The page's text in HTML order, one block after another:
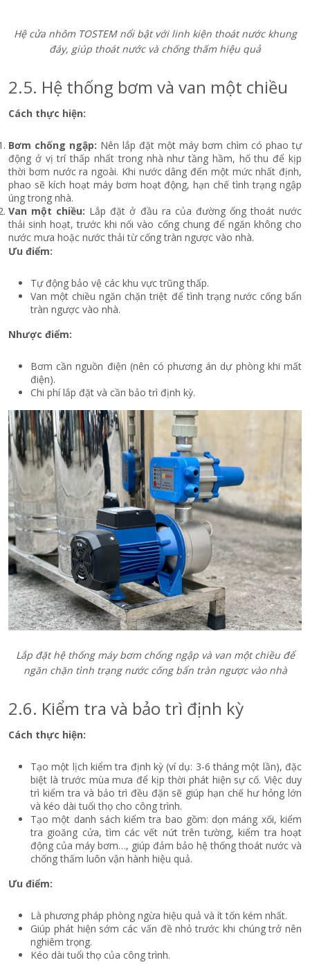
Hệ cửa nhôm TOSTEM nổi bật với linh kiện thoát nước khung
đáy, giúp thoát nước và chống thấm hiệu quả
2.5. Hệ thống bơm và van một chiều
Cách thực hiện:
Bơm chống ngập: Nên lắp đặt một máy bơm chìm có phao tự
động ở vị trí thấp nhất trong nhà như tầng hầm, hố thu để kịp
thời bơm nước ra ngoài. Khi nước dâng đến một mức nhất định,
phao sẽ kích hoạt máy bơm hoạt động, hạn chế tình trạng ngập
úng trong nhà.
Van một chiều: Lắp đặt ở đầu ra của đường ống thoát nước
thải sinh hoạt, trước khi nối vào cống chung để ngăn không cho
nước mưa hoặc nước thải từ cống tràn ngược vào nhà.
Ưu điểm:
Tự động bảo vệ các khu vực trũng thấp.
Van một chiều ngăn chặn triệt để tình trạng nước cống bẩn
tràn ngược vào nhà.
Nhược điểm:
Bơm cần nguồn điện (nên có phương án dự phòng khi mất
điện).
Chi phí lắp đặt và cần bảo trì định kỳ.
Lắp đặt hệ thống máy bơm chống ngập và van một chiều để
ngăn chặn tình trạng nước cống bẩn tràn ngược vào nhà
2.6. Kiểm tra và bảo trì định kỳ
Cách thực hiện:
Tạo một lịch kiểm tra định kỳ (ví dụ: 3-6 tháng một lần), đặc
biệt là trước mùa mưa để kịp thời phát hiện sự cố. Việc duy
trì kiểm tra và bảo trì đều đặn sẽ giúp hạn chế hư hỏng lớn
và kéo dài tuổi thọ cho công trình.
Tạo một danh sách kiểm tra bao gồm: dọn máng xối, kiểm
tra gioăng cửa, tìm các vết nứt trên tường, kiểm tra hoạt
động của máy bơm…, giúp đảm bảo hệ thống thoát nước và
chống thấm luôn vận hành hiệu quả.
Ưu điểm:
Là phương pháp phòng ngừa hiệu quả và ít tốn kém nhất.
Giúp phát hiện sớm các vấn đề nhỏ trước khi chúng trở nên
nghiêm trọng.
Kéo dài tuổi thọ của công trình.